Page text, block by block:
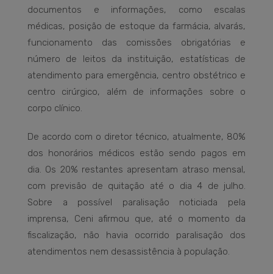
documentos e informações, como escalas
médicas, posição de estoque da farmácia, alvarás,
funcionamento das comissões obrigatórias e
número de leitos da instituição, estatísticas de
atendimento para emergência, centro obstétrico e
centro cirúrgico, além de informações sobre o
corpo clínico.
De acordo com o diretor técnico, atualmente, 80%
dos honorários médicos estão sendo pagos em
dia. Os 20% restantes apresentam atraso mensal,
com previsão de quitação até o dia 4 de julho.
Sobre a possível paralisação noticiada pela
imprensa, Ceni afirmou que, até o momento da
fiscalização, não havia ocorrido paralisação dos
atendimentos nem desassistência à população.